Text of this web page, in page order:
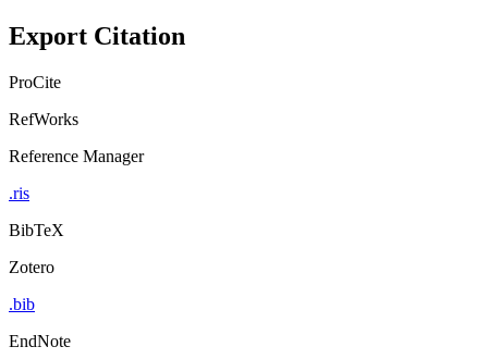
Export Citation